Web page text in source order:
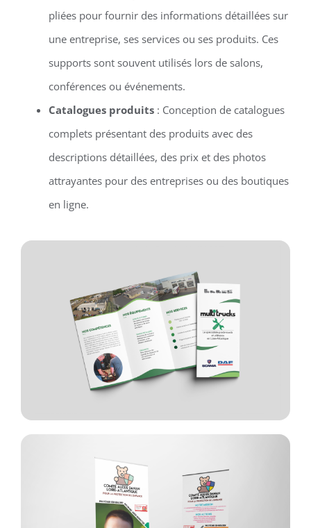
pliées pour fournir des informations détaillées sur
une entreprise, ses services ou ses produits. Ces
supports sont souvent utilisés lors de salons,
conférences ou événements.
Catalogues produits: Conception de catalogues
complets présentant des produits avec des
descriptions détaillées, des prix et des photos
attrayantes pour des entreprises ou des boutiques
en ligne.